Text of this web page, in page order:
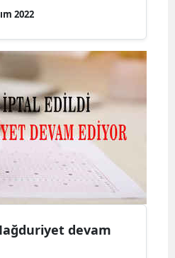
2022
devam